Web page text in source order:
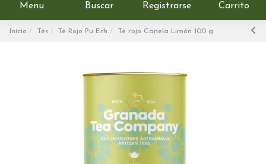
Menu Buscar Registrarse Carrito
Inicio Tés Té Rojo Pu Erh Té rojo Canela Limón 100 g